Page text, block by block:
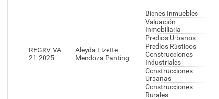
REGRV-VA-
21-2025
Aleyda Lizette
Mendoza Panting
Bienes Inmuebles
Valuación
Inmobiliaria
Predios Urbanos
Predios Rústicos
Construcciones
Industriales
Construcciones
Urbanas
Construcciones
Rurales